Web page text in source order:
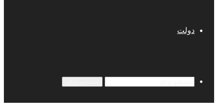
دولت